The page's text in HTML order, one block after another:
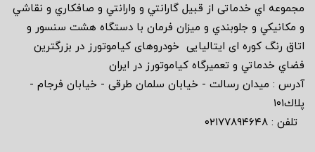
مجموعه اي خدماتى از قبيل گارانتي و وارانتي و صافكاري و نقاشي
و مكانيكي و جلوبندي و ميزان فرمان با دستگاه هشت سنسور و
اتاق رنگ كوره اى ايتاليايى خودروهاى كياموتورز در بزرگترين
فضاي خدماتي و تعميرگاه كياموتورز در ايران
آدرس : ميدان رسالت - خيابان سلمان طرقى - خيابان فرجام -
پلاك١٠١
تلفن : ٠٢١٧٧٨٩٤٦٤٨